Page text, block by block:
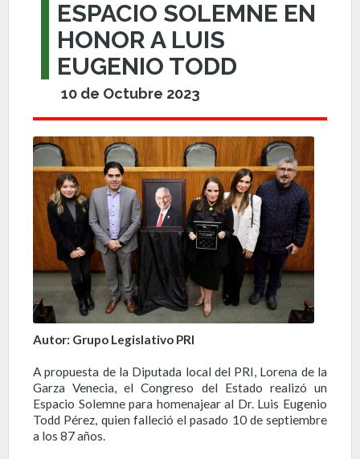
ESPACIO SOLEMNE EN
HONOR A LUIS
EUGENIO TODD
10 de Octubre 2023
Autor: Grupo Legislativo PRI
A propuesta de la Diputada local del PRI, Lorena de la
Garza Venecia, el Congreso del Estado realizó un
Espacio Solemne para homenajear al Dr. Luis Eugenio
Todd Pérez, quien falleció el pasado 10 de septiembre
a los 87 años.